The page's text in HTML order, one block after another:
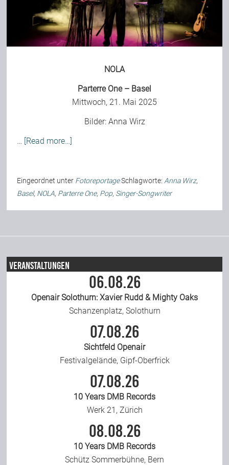
Bild-Archiv
Alles andere
Backstage
Kontakt
NOLA
Parterre One – Basel
Mittwoch, 21. Mai 2025
Bilder: Anna Wirz
… [Read more…]
Eingeordnet unter FotoreportageSchlagworte: Anna Wirz,
Basel, NOLA, Parterre One, Pop, Singer-Songwriter
Veranstaltungen
06.08.26
Openair Solothurn: Xavier Rudd & Mighty Oaks
Schanzenplatz, Solothurn
07.08.26
Sichtfeld Openair
Festivalgelände, Gipf-Oberfrick
07.08.26
10 Years DMB Records
Werk 21, Zürich
08.08.26
10 Years DMB Records
Schütz Sommerbühne, Bern